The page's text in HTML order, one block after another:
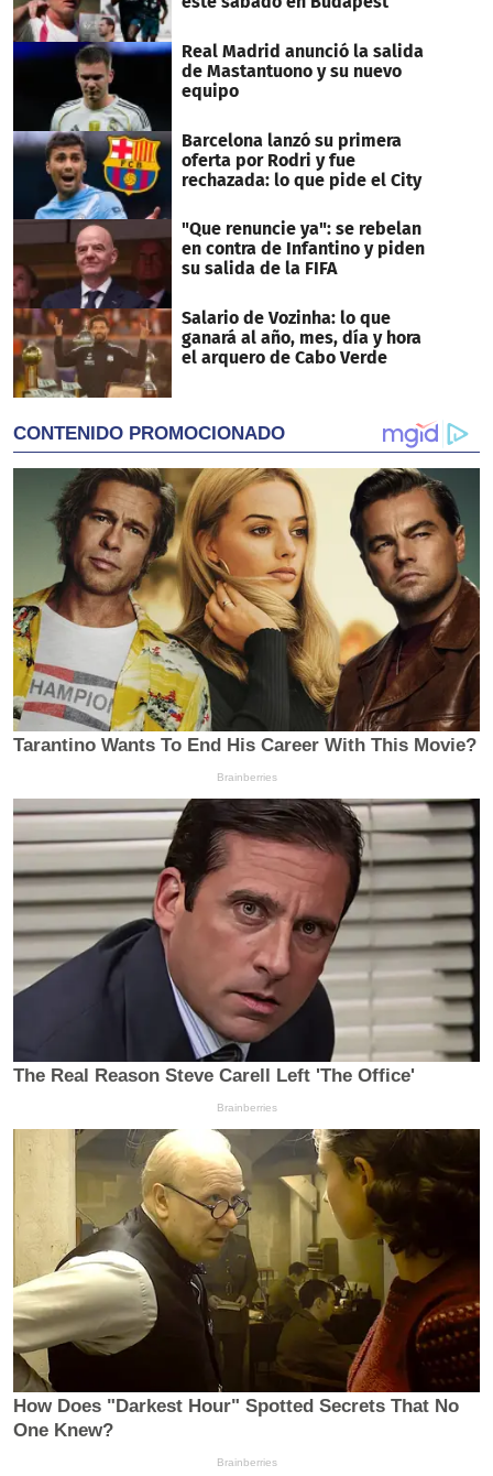
Real Madrid anunció la salida
de Mastantuono y su nuevo
equipo
Barcelona lanzó su primera
oferta por Rodri y fue
rechazada: lo que pide el City
"Que renuncie ya": se rebelan
en contra de Infantino y piden
su salida de la FIFA
Salario de Vozinha: lo que
ganará al año, mes, día y hora
el arquero de Cabo Verde